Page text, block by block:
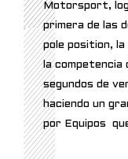
Motorsport,
primera de las
pole position,
la competencia
segundos de
haciendo un
por Equipos